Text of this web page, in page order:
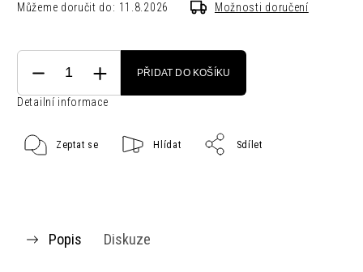
Můžeme doručit do: 11.8.2026 Možnosti doručení
PŘIDAT DO KOŠÍKU
Detailní informace
Zeptat se Hlídat Sdílet
Popis Diskuze